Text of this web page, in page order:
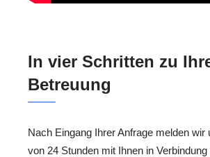
In vier Schritten zu
Betreuung
Nach Eingang Ihrer Anfrage melden wir
von 24 Stunden mit Ihnen in